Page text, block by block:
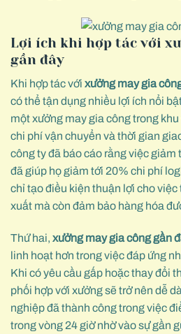
Lợi ích khi hợp tác với
gần đây
Khi hợp tác với xưởng may gia
có thể tận dụng nhiều lợi ích nổi
một xưởng may gia công trong
chi phí vận chuyển và thời gian
công ty đã báo cáo rằng việc
đã giúp họ giảm tới 20% chi phí
chỉ tạo điều kiện thuận lợi cho việc
xuất mà còn đảm bảo hàng hóa
Thứ hai, xưởng may gia công gần
linh hoạt hơn trong việc đáp ứng
Khi có yêu cầu gấp hoặc thay đổi
phối hợp với xưởng sẽ trở nên dễ
nghiệp đã thành công trong việc
trong vòng 24 giờ nhờ vào sự gần